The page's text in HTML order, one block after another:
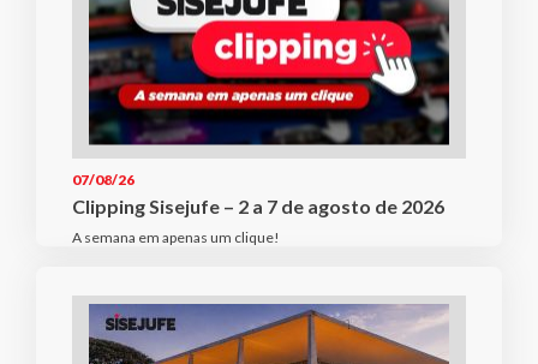
07/08/26
Clipping Sisejufe – 2 a 7 de agosto de 2026
A semana em apenas um clique!